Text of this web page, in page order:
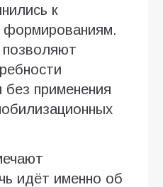
к
формированиям.
позволяют
применения
идёт именно об